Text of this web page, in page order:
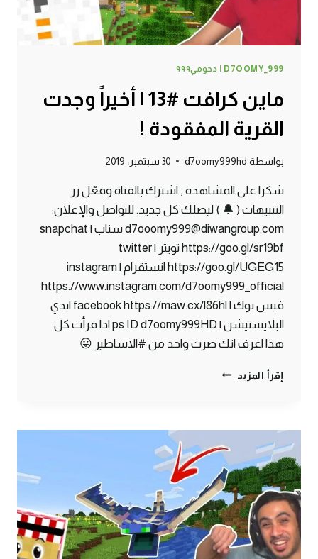
D7OOMY_999 | دحومي٩٩٩
ماين كرافت #13 | أخيراً وجدت
القرية المفقودة !
بواسطة d7oomy999hd 30 سبتمبر، 2019
شكرا على المشاهده , اشترك بالقناة وفعّل زر
التنبيهات ( 🔔 ) ليصلك كل جديد. للتواصل والإعلان:
d7ooomy999@diwangroup.com سناب | snapchat
https://goo.gl/sr19bf تويتر | twitter
https://goo.gl/UGEG15 انستقرام | instagram
https://www.instagram.com/d7oomy999_official
فيس بوك | facebook https://maw.cx/l86hl ايدي
البلايستيشن | ps ID d7oomy999HD اذا قرأت كل
هذا اعرف انك صرت واحد من #الاساطير 😛
إقرأ المزيد ماين
أخيراً
وجدت
القرية
المفقودة
!